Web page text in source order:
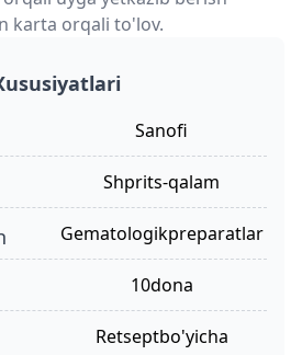
karta orqali to'lov.
Sanofi
shprits-qalam
gematologikpreparatlar
10dona
retseptbo'yicha